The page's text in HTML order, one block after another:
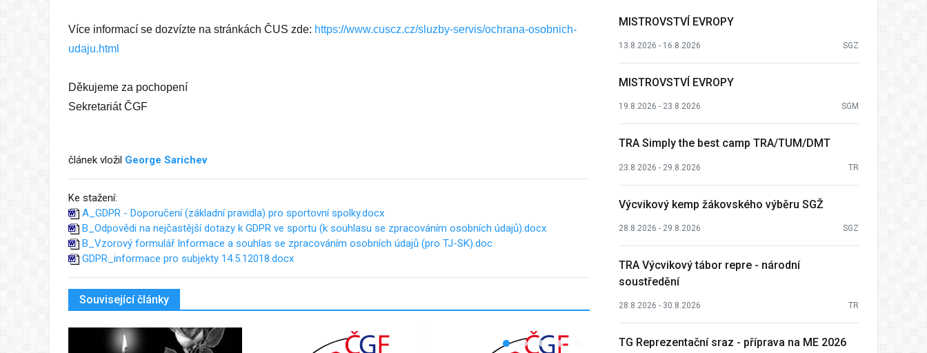
Více informací se dozvízte na stránkách ČUS zde: https://www.cuscz.cz/sluzby-servis/ochrana-osobnich-
udaju.html
Děkujeme za pochopení
Sekretariát ČGF
článek vložil George Sarichev
Ke stažení:
A_GDPR - Doporučení (základní pravidla) pro sportovní spolky.docx
B_Odpovědi na nejčastější dotazy k GDPR ve sportu (k souhlasu se zpracováním osobních údajů).docx
B_Vzorový formulář Informace a souhlas se zpracováním osobních údajů (pro TJ-SK).doc
GDPR_informace pro subjekty 14.5.12018.docx
Související články
MISTROVSTVÍ EVROPY
13.8.2026 - 16.8.2026 SGZ
MISTROVSTVÍ EVROPY
19.8.2026 - 23.8.2026 SGM
TRA Simply the best camp TRA/TUM/DMT
23.8.2026 - 29.8.2026 TR
Výcvikový kemp žákovského výběru SGŽ
28.8.2026 - 29.8.2026 SGZ
TRA Výcvikový tábor repre - národní
soustředění
28.8.2026 - 30.8.2026 TR
TG Reprezentační sraz - příprava na ME 2026